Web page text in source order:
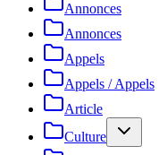
Annonces
Annonces
Appels
Appels / Appels
Article
Culture